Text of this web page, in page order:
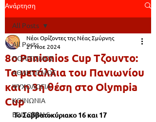
Ανάρτηση
All Posts
ΠΟΛΙΤΙΣΜΟΣ
ΑΘΛΗΤΙΣΜΟΣ
ΨΥΧΟΛΟΓΙΑ
ΚΟΙΝΩΝΙΑ
EDITORIALS
All Posts
8o Panionios Cup Τζουντο:
Τα μετάλλια του Πανιωνίου
και η 3η θέση στο Olympia
Cup
Νέοι Ορίζοντες της Νέας Σμύρνης
27 Νοε 2024
Το Σαββατοκύριακο 16 και 17